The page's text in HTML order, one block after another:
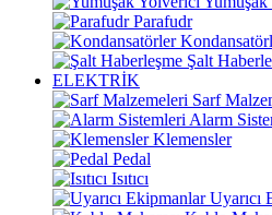
Parafudr
Şalt
ELEKTRİK
Sarf
Alarm
Klemensler
Pedal
Isıtıcı
Uyarıcı